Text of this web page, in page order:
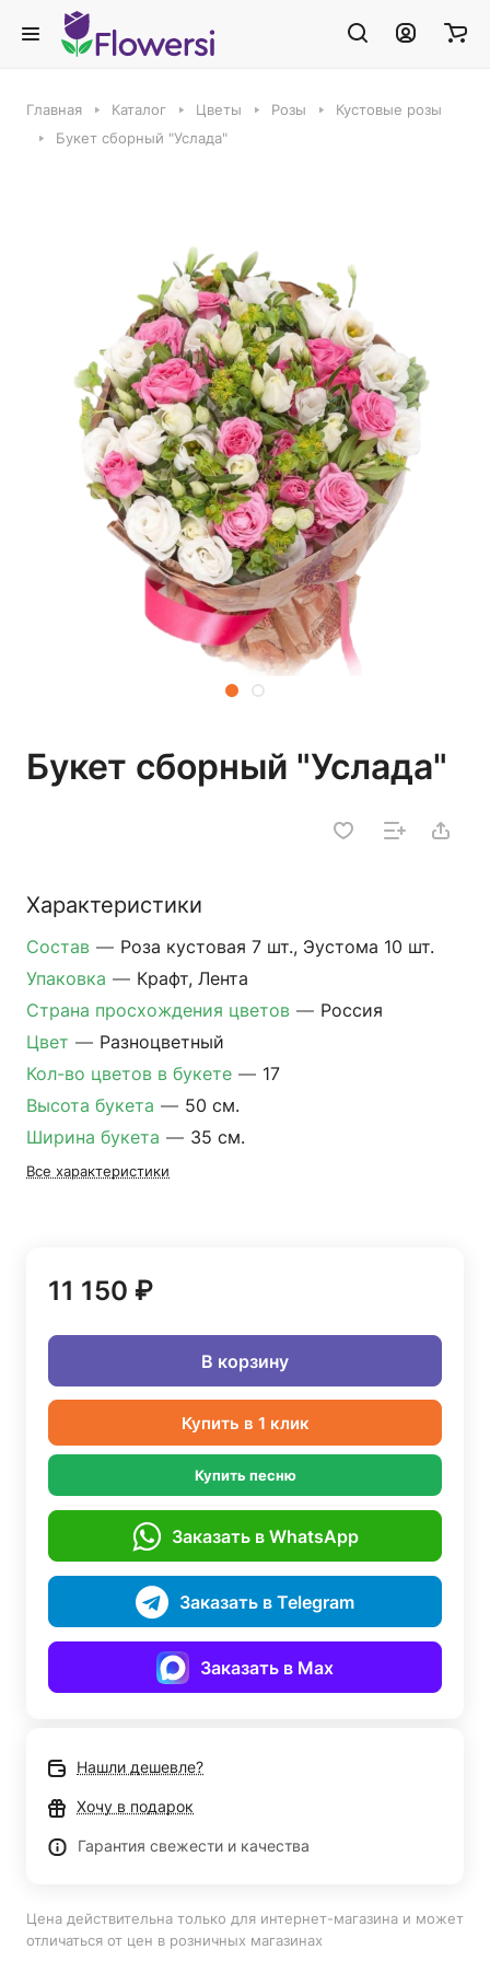
Главная Каталог Цветы Розы
Кустовые розы
Букет сборный "Услада"
Букет сборный "Услада"
Характеристики
Состав — Роза кустовая 7 шт., Эустома 10 шт.
Упаковка — Крафт, Лента
Страна просхождения цветов — Россия
Цвет — Разноцветный
Кол-во цветов в букете — 17
Высота букета — 50 см.
Ширина букета — 35 см.
Все характеристики
11 150 ₽
В корзину
Купить в 1 клик
Купить песню
Заказать в WhatsApp
Заказать в Telegram
Заказать в Max
Нашли дешевле?
Хочу в подарок
Гарантия свежести и качества
Цена действительна только для интернет-магазина и может
отличаться от цен в розничных магазинах